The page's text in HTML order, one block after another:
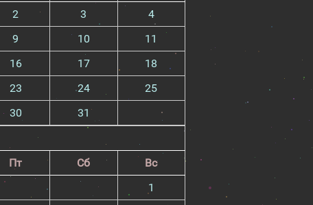
2 3
4
9 10
11
16 17
18
23 24
25
30
31
Пт Сб
Вс
1